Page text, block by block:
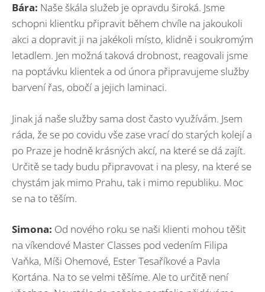
Bára: Naše škála služeb je opravdu široká. Jsme
schopni klientku připravit během chvíle na jakoukoli
akci a dopravit ji na jakékoli místo, klidně i soukromým
letadlem. Jen možná taková drobnost, reagovali jsme
na poptávku klientek a od února připravujeme služby
barvení řas, obočí a jejich laminaci.
Jinak já naše služby sama dost často využívám. Jsem
ráda, že se po covidu vše zase vrací do starých kolejí a
po Praze je hodně krásných akcí, na které se dá zajít.
Určitě se tady budu připravovat i na plesy, na které se
chystám jak mimo Prahu, tak i mimo republiku. Moc
se na to těším.
Simona: Od nového roku se naši klienti mohou těšit
na víkendové Master Classes pod vedením Filipa
Vaňka, Míši Ohemové, Ester Tesaříkové a Pavla
Kortána. Na to se velmi těšíme. Ale to určitě není